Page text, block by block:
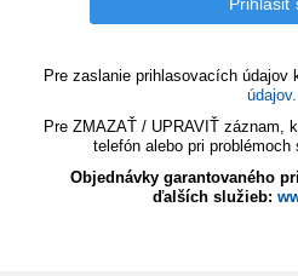
Pre zaslanie prihlasovacích údajov
údajov.
Pre ZMAZAŤ / UPRAVIŤ záznam,
telefón alebo pri
Objednávky garantovaného
ďalších služieb: